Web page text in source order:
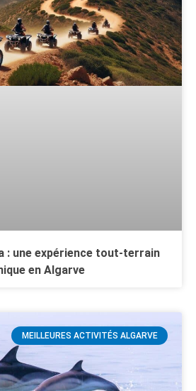
: une expérience tout-terrain
en Algarve
MEILLEURES ACTIVITÉS ALGARVE